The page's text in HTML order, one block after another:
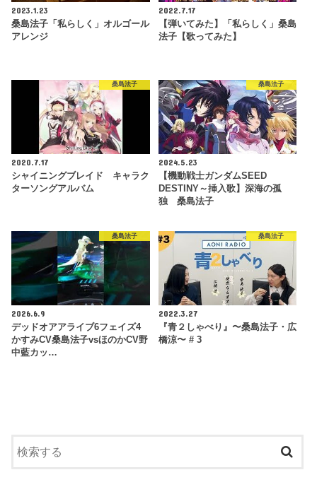
2023.1.23
桑島法子「私らしく」オルゴール
アレンジ
2022.7.17
【弾いてみた】「私らしく」桑島
法子【歌ってみた】
桑島法子
2020.7.17
シャイニングブレイド キャラク
ターソングアルバム
桑島法子
2024.5.23
【機動戦士ガンダムSEED
DESTINY～挿入歌】深海の孤
独 桑島法子
桑島法子
2026.6.9
デッドオアアライブ6フェイズ4
かすみCV桑島法子vsほのかCV野
中藍カッ…
桑島法子
2022.3.27
『青２しゃべり』〜桑島法子・広
橋涼〜 # 3